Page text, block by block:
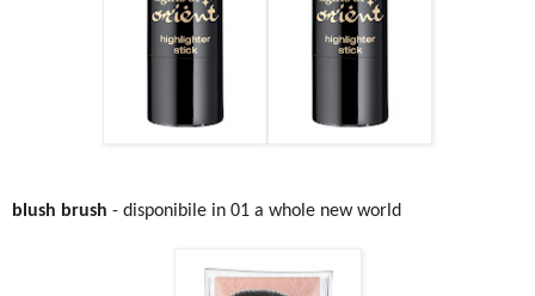
blush brush - disponibile in 01 a whole new world